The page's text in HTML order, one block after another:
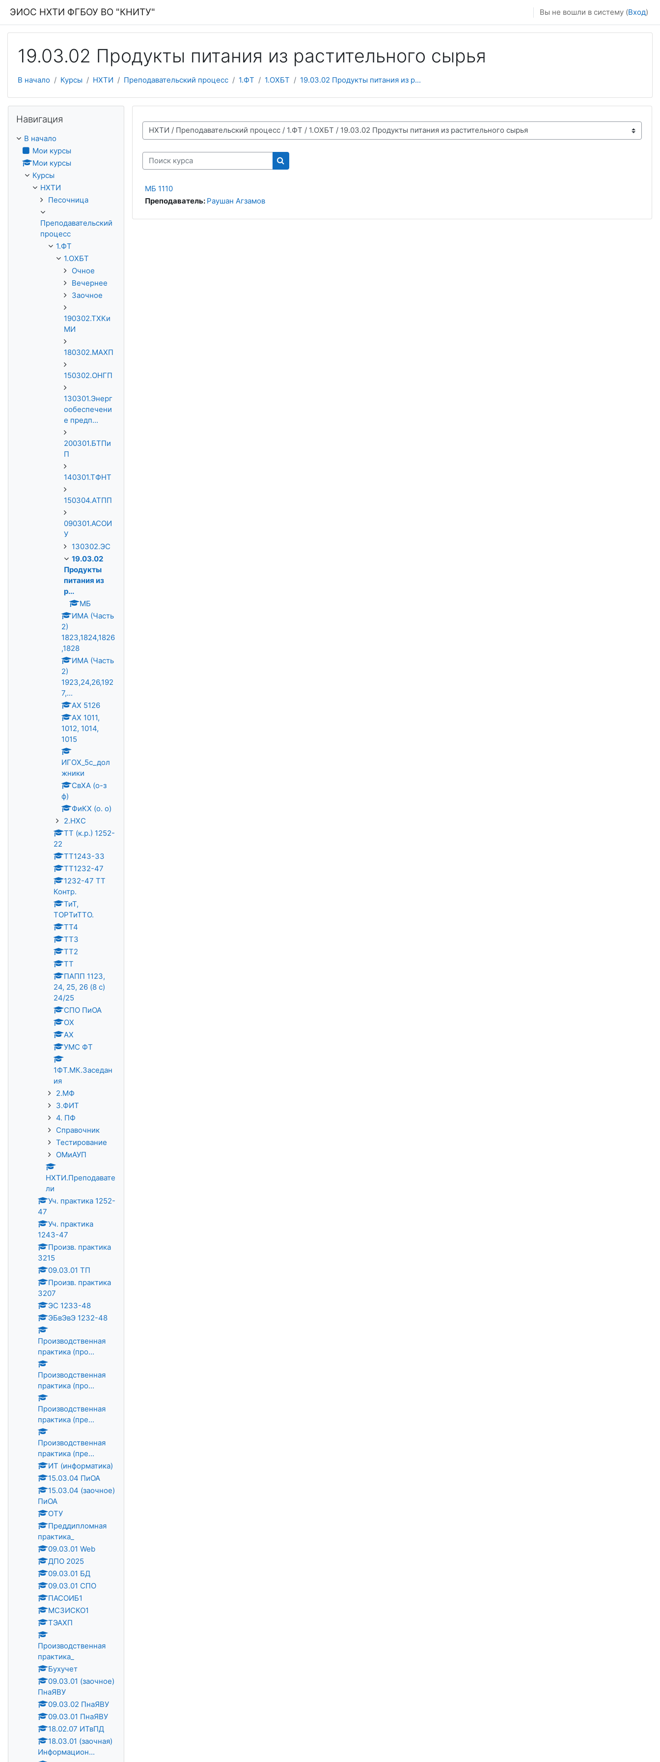
ЭИОС НХТИ ФГБОУ ВО "КНИТУ" Вы не вошли в систему (Вход)
19.03.02 Продукты питания из растительного сырья
В начало Курсы НХТИ Преподавательский процесс 1.ФТ 1.ОХБТ 19.03.02 Продукты питания из р...
Категории курсов
Поиск курса
Поиск курса
МБ 1110
Преподаватель: Раушан Агзамов
Навигация
В начало
Мои курсы
Мои курсы
Курсы
НХТИ
Песочница
Преподавательский
процесс
1.ФТ
1.ОХБТ
Очное
Вечернее
Заочное
190302.ТХКи
МИ
180302.МАХП
150302.ОНГП
130301.Энерг
ообеспечени
е предп...
200301.БТПи
П
140301.ТФНТ
150304.АТПП
090301.АСОИ
У
130302.ЭС
19.03.02
Продукты
питания из
р...
МБ
ИМА (Часть
2)
1823,1824,1826
,1828
ИМА (Часть
2)
1923,24,26,192
7,...
АХ 5126
АХ 1011,
1012, 1014,
1015
ИГОХ_5с_дол
жники
СвХА (о-з
ф)
ФиКХ (о. о)
2.НХС
ТТ (к.р.) 1252-
22
TT1243-33
ТТ1232-47
1232-47 ТТ
Контр.
ТиТ,
ТОРТиТТО.
ТТ4
ТТ3
ТТ2
ТТ
ПАПП 1123,
24, 25, 26 (8 с)
24/25
СПО ПиОА
ОХ
АХ
УМС ФТ
1ФТ.МК.Заседан
ия
2.МФ
3.ФИТ
4. ПФ
Справочник
Тестирование
ОМиАУП
НХТИ.Преподавате
ли
Уч. практика 1252-
47
Уч. практика
1243-47
Произв. практика
3215
09.03.01 ТП
Произв. практика
3207
ЭС 1233-48
ЭБвЭвЭ 1232-48
Производственная
практика (про...
Производственная
практика (про...
Производственная
практика (пре...
Производственная
практика (пре...
ИТ (информатика)
15.03.04 ПиОА
15.03.04 (заочное)
ПиОА
ОТУ
Преддипломная
практика_
09.03.01 Web
ДПО 2025
09.03.01 БД
09.03.01 СПО
ПАСОИБ1
МСЗИСКО1
ТЭАХП
Производственная
практика_
Бухучет
09.03.01 (заочное)
ПнаЯВУ
09.03.02 ПнаЯВУ
09.03.01 ПнаЯВУ
18.02.07 ИТвПД
18.03.01 (заочная)
Информацион...